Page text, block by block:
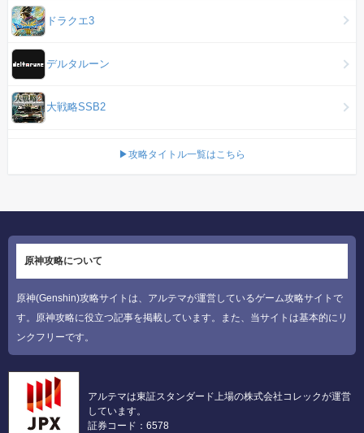
ドラクエ3
デルタルーン
大戦略SSB2
▶攻略タイトル一覧はこちら
原神攻略について
原神(Genshin)攻略サイトは、アルテマが運営しているゲーム攻略サイトで
す。原神攻略に役立つ記事を掲載しています。また、当サイトは基本的にリ
ンクフリーです。
アルテマは東証スタンダード上場の株式会社コレックが運営
しています。
証券コード：6578